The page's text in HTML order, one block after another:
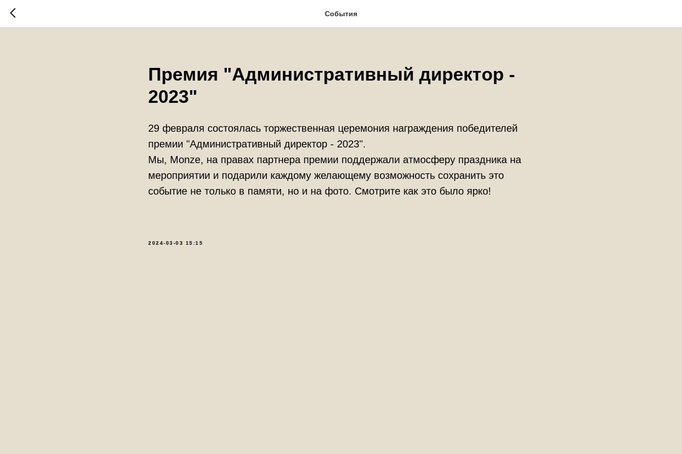
События
Премия "Административный директор -
2023"
29 февраля состоялась торжественная церемония награждения победителей
премии "Административный директор - 2023".
Мы, Monze, на правах партнера премии поддержали атмосферу праздника на
мероприятии и подарили каждому желающему возможность сохранить это
событие не только в памяти, но и на фото. Смотрите как это было ярко!
2024-03-03 15:15